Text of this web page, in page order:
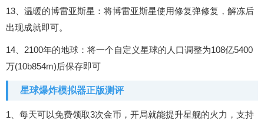
13、温暖的博雷亚斯星：将博雷亚斯星使用修复弹修复，解冻后
出现成就即可。
14、2100年的地球：将一个自定义星球的人口调整为108亿5400
万(10b854m)后保存即可
星球爆炸模拟器正版测评
1、每天可以免费领取3次金币，开局就能提升星舰的火力，支持